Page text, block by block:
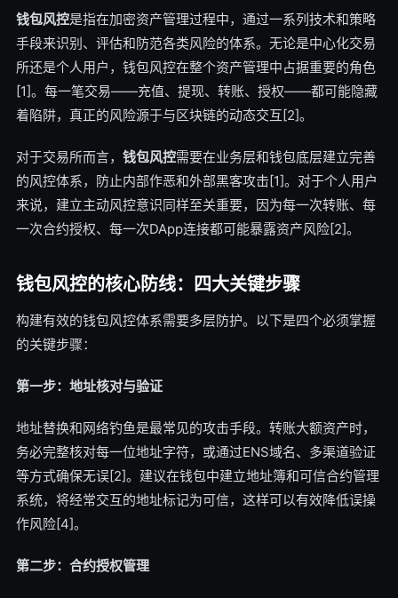
钱包风控是指在加密资产管理过程中，通过一系列技术和策略
手段来识别、评估和防范各类风险的体系。无论是中心化交易
所还是个人用户，钱包风控在整个资产管理中占据重要的角色
[1]。每一笔交易——充值、提现、转账、授权——都可能隐藏
着陷阱，真正的风险源于与区块链的动态交互[2]。
对于交易所而言， 钱包风控需要在业务层和钱包底层建立完善
的风控体系，防止内部作恶和外部黑客攻击[1]。对于个人用户
来说，建立主动风控意识同样至关重要，因为每一次转账、每
一次合约授权、每一次DApp连接都可能暴露资产风险[2]。
钱包风控的核心防线：四大关键步骤
构建有效的钱包风控体系需要多层防护。以下是四个必须掌握
的关键步骤：
第一步：地址核对与验证
地址替换和网络钓鱼是最常见的攻击手段。转账大额资产时，
务必完整核对每一位地址字符，或通过ENS域名、多渠道验证
等方式确保无误[2]。建议在钱包中建立地址簿和可信合约管理
系统，将经常交互的地址标记为可信，这样可以有效降低误操
作风险[4]。
第二步：合约授权管理